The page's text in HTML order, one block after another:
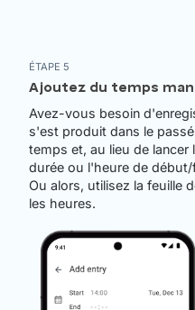
ÉTAPE 5
Ajoutez du temps
Avez-vous besoin
s'est produit dans le
temps et, au lieu de lancer
durée ou l'heure de
Ou alors, utilisez la feuille
les heures.